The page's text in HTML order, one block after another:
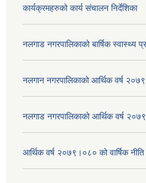
कार्यक्रमहरुको कार्य संचालन निर्देशिका
नलगाड नगरपालिकाको बार्षिक
नलगान नगरपालिकाको आर्थिक वर्ष
नलगाड नगरपालिकाको आर्थिक वर्ष
आर्थिक वर्ष २०७९।०८० को वार्षिक